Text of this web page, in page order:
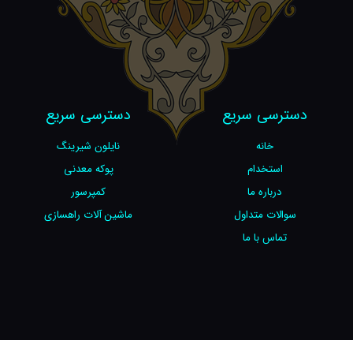
دسترسی سریع
خانه
استخدام
درباره ما
سوالات متداول
تماس با ما
دسترسی سریع
نایلون شیرینگ
پوکه معدنی
کمپرسور
ماشین آلات راهسازی